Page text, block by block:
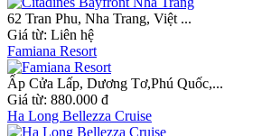
62 Tran Phu, Nha Trang, Việt ...
Giá từ: Liên hệ
Famiana Resort
Ấp Cửa Lấp, Dương Tơ,Phú Quốc,...
Giá từ: 880.000 đ
Ha Long Bellezza Cruise